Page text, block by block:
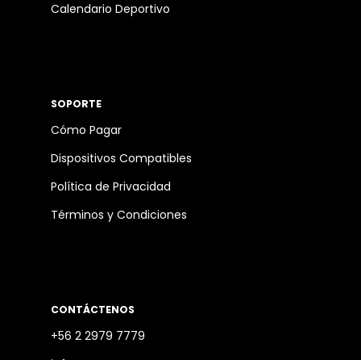
Calendario Deportivo
SOPORTE
Cómo Pagar
Dispositivos Compatibles
Política de Privacidad
Términos y Condiciones
CONTÁCTENOS
+56 2 2979 7779